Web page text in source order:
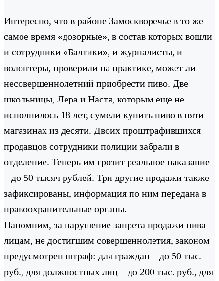
Интересно, что в районе Замоскворечье в то же
самое время «дозорные», в состав которых вошли
и сотрудники «Балтики», и журналисты, и
волонтеры, проверили на практике, может ли
несовершеннолетний приобрести пиво. Две
школьницы, Лера и Настя, которым еще не
исполнилось 18 лет, сумели купить пиво в пяти
магазинах из десяти. Двоих проштрафившихся
продавцов сотрудники полиции забрали в
отделение. Теперь им грозит реальное наказание
– до 50 тысяч рублей. Три другие продажи также
зафиксированы, информация по ним передана в
правоохранительные органы.
Напомним, за нарушение запрета продажи пива
лицам, не достигшим совершеннолетия, законом
предусмотрен штраф: для граждан – до 50 тыс.
руб., для должностных лиц – до 200 тыс. руб., для